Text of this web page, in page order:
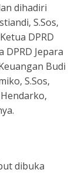
dihadiri
S.Sos,
DPRD
DPRD Jepara
Budi
S.Sos,
dibuka